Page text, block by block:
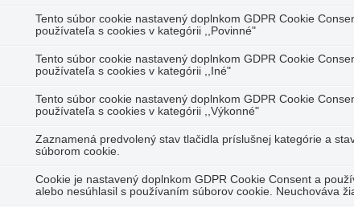
Tento súbor cookie nastavený doplnkom GDPR Cookie
používateľa s cookies v kategórii ,,Povinné"
Tento súbor cookie nastavený doplnkom GDPR Cookie
používateľa s cookies v kategórii ,,Iné"
Tento súbor cookie nastavený doplnkom GDPR Cookie
používateľa s cookies v kategórii ,,Výkonné"
Zaznamená predvolený stav tlačidla príslušnej kategórie a
súborom cookie.
Cookie je nastavený doplnkom GDPR Cookie Consent a
alebo nesúhlasil s používaním súborov cookie. Neuchováva